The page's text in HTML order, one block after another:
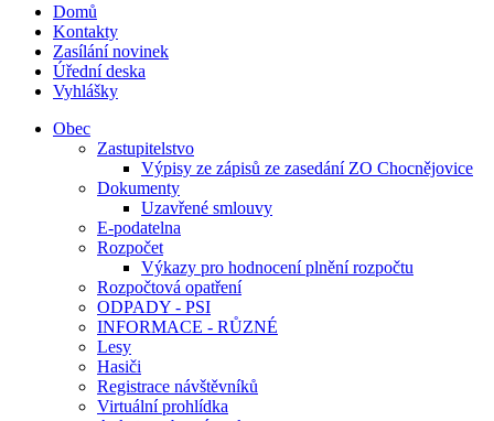
Domů
Kontakty
Zasílání novinek
Úřední deska
Vyhlášky
Obec
Zastupitelstvo
Výpisy ze zápisů ze zasedání ZO Chocnějovice
Dokumenty
Uzavřené smlouvy
E-podatelna
Rozpočet
Výkazy pro hodnocení plnění rozpočtu
Rozpočtová opatření
ODPADY - PSI
INFORMACE - RŮZNÉ
Lesy
Hasiči
Registrace návštěvníků
Virtuální prohlídka